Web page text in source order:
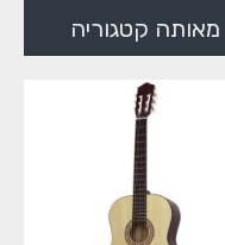
מאותה קטגוריה